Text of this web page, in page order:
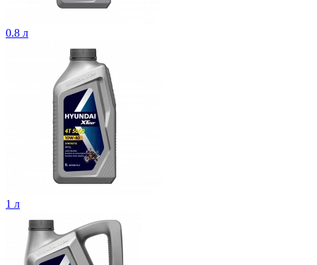
0.8 л
1 л